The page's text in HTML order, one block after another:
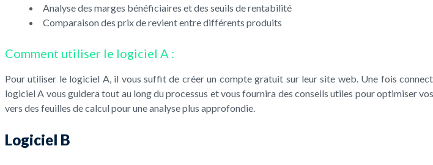
Analyse des marges bénéficiaires et des seuils de rentabilité
Comparaison des prix de revient entre différents produits
Comment utiliser le logiciel A :
Pour utiliser le logiciel A, il vous suffit de créer un compte gratuit sur leur site web. Une fois
logiciel A vous guidera tout au long du processus et vous fournira des conseils utiles pour optimiser
vers des feuilles de calcul pour une analyse plus approfondie.
Logiciel B